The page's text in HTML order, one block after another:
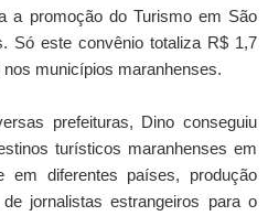
a promoção do Turismo em São
Só este convênio totaliza R$ 1,7
municípios maranhenses.
prefeituras, Dino conseguiu
turísticos maranhenses em
em diferentes países, produção
jornalistas estrangeiros para o